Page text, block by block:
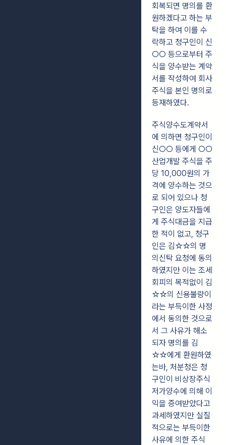
회복되면 명의를 환
원하겠다고 하는 부
탁을 하여 이를 수
락하고 청구인이 신
○○ 등으로부터 주
식을 양수받는 계약
서를 작성하여 회사
주식을 본인 명의로
등재하였다.
주식양수도계약서
에 의하면 청구인이
신○○ 등에게 ○○
산업개발 주식을 주
당 10,000원의 가
격에 양수하는 것으
로 되어 있으나 청
구인은 양도자들에
게 주식대금을 지급
한 적이 없고, 청구
인은 김☆☆의 명
의신탁 요청에 동의
하였지만 이는 조세
회피의 목적없이 김
☆☆의 신용불량이
라는 부득이한 사정
에서 동의한 것으로
서 그 사유가 해소
되자 명의를 김
☆☆에게 환원하였
는바, 처분청은 청
구인이 비상장주식
저가양수에 의해 이
익을 증여받았다고
과세하였지만 실질
적으로는 부득이한
사유에 의한 주식